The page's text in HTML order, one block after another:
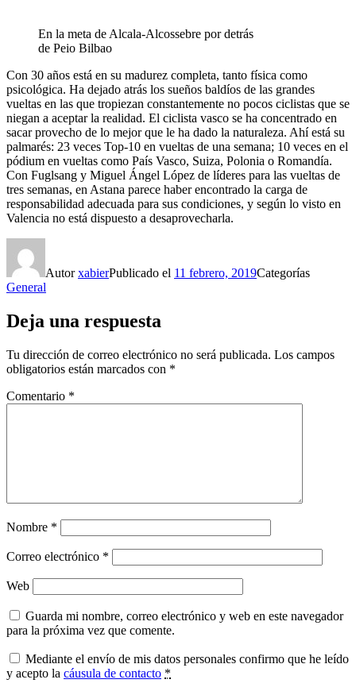
En la meta de Alcala-Alcossebre por detrás
de Peio Bilbao
Con 30 años está en su madurez completa, tanto física como
psicológica. Ha dejado atrás los sueños baldíos de las grandes
vueltas en las que tropiezan constantemente no pocos ciclistas que se
niegan a aceptar la realidad. El ciclista vasco se ha concentrado en
sacar provecho de lo mejor que le ha dado la naturaleza. Ahí está su
palmarés: 23 veces Top-10 en vueltas de una semana; 10 veces en el
pódium en vueltas como País Vasco, Suiza, Polonia o Romandía.
Con Fuglsang y Miguel Ángel López de líderes para las vueltas de
tres semanas, en Astana parece haber encontrado la carga de
responsabilidad adecuada para sus condiciones, y según lo visto en
Valencia no está dispuesto a desaprovecharla.
AutorxabierPublicado el 11 febrero, 2019Categorías
General
Deja una respuesta
Tu dirección de correo electrónico no será publicada. Los campos
obligatorios están marcados con *
Comentario *
Nombre *
Correo electrónico *
Web
Guarda mi nombre, correo electrónico y web en este navegador
para la próxima vez que comente.
Mediante el envío de mis datos personales confirmo que he leído
y acepto la cáusula de contacto *